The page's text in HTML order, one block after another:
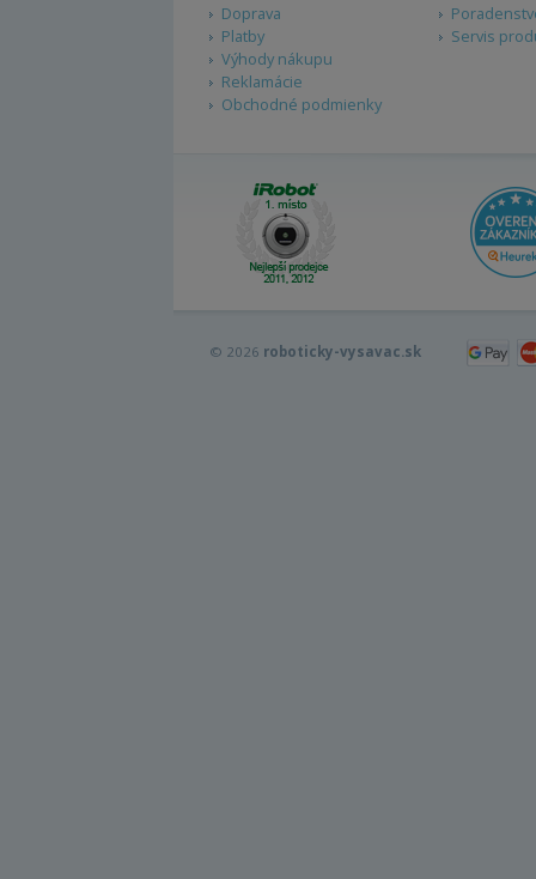
Doprava
Platby
Výhody nákupu
Reklamácie
Obchodné podmienky
Servis
© 2026 roboticky-vysavac.sk